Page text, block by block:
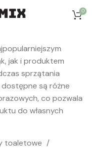
0
jak i produktem
sprzątania
są różne
co pozwala
do własnych
toaletowe